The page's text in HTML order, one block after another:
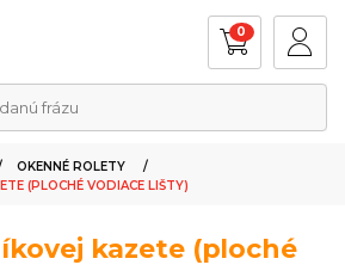
frázu
0
OKENNÉ ROLETY
(PLOCHÉ VODIACE LIŠTY)
kazete (ploché